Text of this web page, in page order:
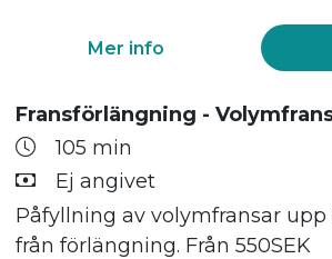
Mer info
105 min
Ej angivet
Påfyllning av volymfransar
från förlängning. Från 550SEK